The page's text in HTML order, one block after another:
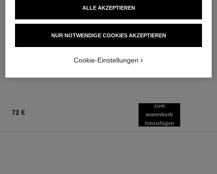
Vielseitiger und
Zum Warenkorb hinzufügen
72 €
zum
warenkorb
hinzufügen
NUR NOTWENDIGE COOKIES AKZEPTIEREN
ALLE AKZEPTIEREN
Cookie-Einstellungen